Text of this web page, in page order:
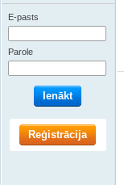
E-pasts
Parole
Ienākt
Reģistrācija